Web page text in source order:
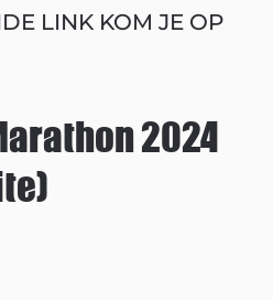
LINK KOM JE OP
2024